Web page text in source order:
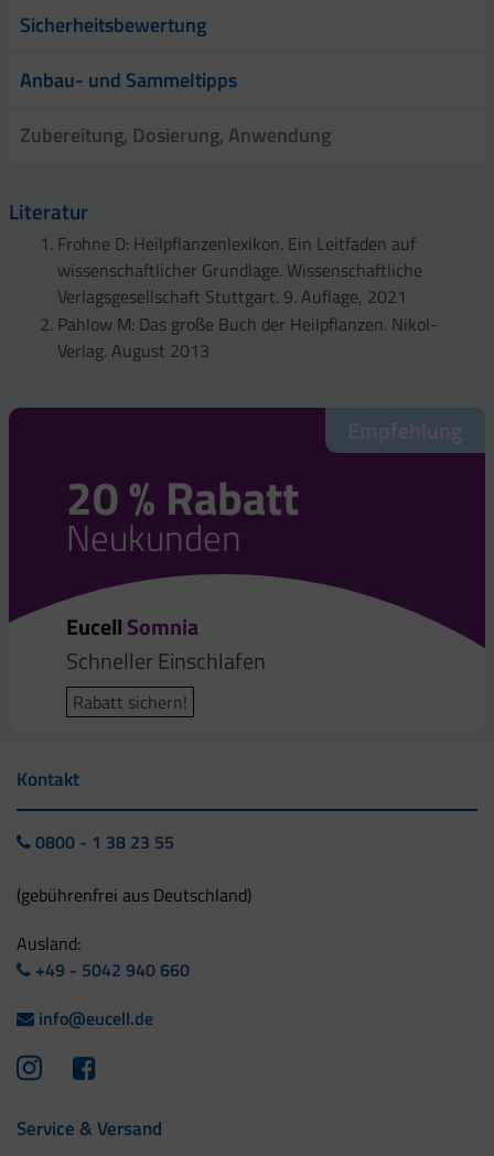
Sicherheitsbewertung
Anbau- und Sammeltipps
Zubereitung, Dosierung, Anwendung
Literatur
Frohne D: Heilpflanzenlexikon. Ein Leitfaden auf
wissenschaftlicher Grundlage. Wissenschaftliche
Verlagsgesellschaft Stuttgart. 9. Auflage, 2021
Pahlow M: Das große Buch der Heilpflanzen. Nikol-
Verlag. August 2013
Empfehlung
20 % Rabatt
Neukunden
EucellSomnia
Schneller Einschlafen
Rabatt sichern!
Kontakt
0800 - 1 38 23 55
(gebührenfrei aus Deutschland)
Ausland:
+49 - 5042 940 660
info@eucell.de
Service & Versand